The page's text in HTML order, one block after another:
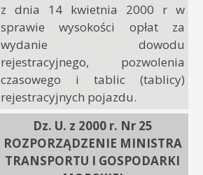
z dnia 14 kwietnia 2000 r w
sprawie wysokości opłat za
wydanie dowodu
rejestracyjnego, pozwolenia
czasowego i tablic (tablicy)
rejestracyjnych pojazdu.
Dz. U. z 2000 r. Nr 25
ROZPORZĄDZENIE MINISTRA
TRANSPORTU I GOSPODARKI